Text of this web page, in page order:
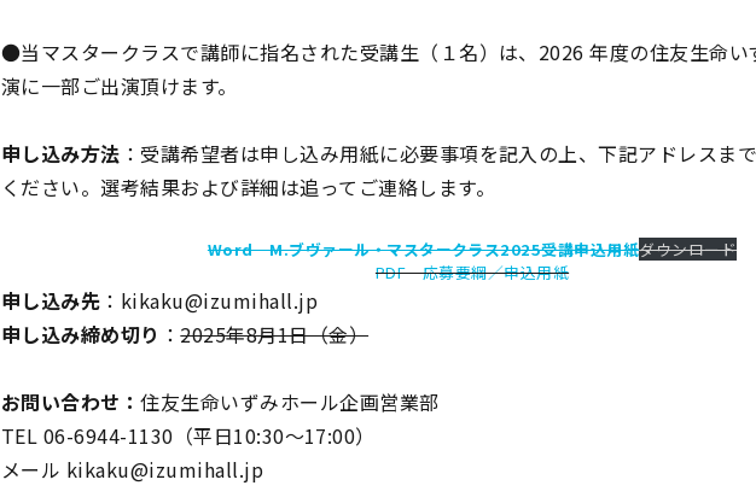
●当マスタークラスで講師に指名された受講生（１名）は、2026 年度の住友生命い
演に一部ご出演頂けます。
申し込み方法 ：受講希望者は申し込み用紙に必要事項を記入の上、下記アドレスま
ください。選考結果および詳細は追ってご連絡します。
Word M.ブヴァール・マスタークラス2025受講申込用紙ダウンロード
PDF 応募要綱／申込用紙
申し込み先 ：kikaku@izumihall.jp
申し込み締め切り ：2025年8月1日（金）
お問い合わせ：住友生命いずみホール企画営業部
TEL 06-6944-1130（平日10:30～17:00）
メール kikaku@izumihall.jp